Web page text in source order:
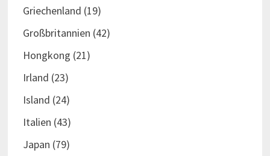
Griechenland (19)
Großbritannien (42)
Hongkong (21)
Irland (23)
Island (24)
Italien (43)
Japan (79)